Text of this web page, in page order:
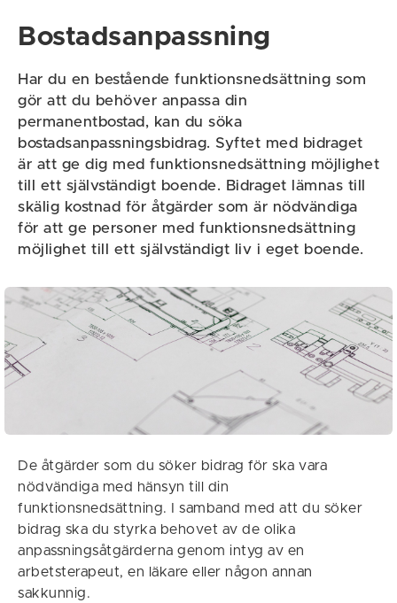
Bostadsanpassning
Har du en bestående funktionsnedsättning som
gör att du behöver anpassa din
permanentbostad, kan du söka
bostadsanpassningsbidrag. Syftet med bidraget
är att ge dig med funktionsnedsättning möjlighet
till ett självständigt boende. Bidraget lämnas till
skälig kostnad för åtgärder som är nödvändiga
för att ge personer med funktionsnedsättning
möjlighet till ett självständigt liv i eget boende.
De åtgärder som du söker bidrag för ska vara
nödvändiga med hänsyn till din
funktionsnedsättning. I samband med att du söker
bidrag ska du styrka behovet av de olika
anpassningsåtgärderna genom intyg av en
arbetsterapeut, en läkare eller någon annan
sakkunnig.